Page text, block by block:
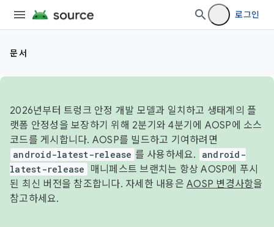
로그인
문서
2026년부터 트렁크 안정 개발 모델과 일치하고 생태계의 플
랫폼 안정성을 보장하기 위해 2분기와 4분기에 AOSP에 소스
코드를 게시합니다. AOSP를 빌드하고 기여하려면
android-latest-release 를 사용하세요.
android-
latest-release
매니페스트 브랜치는 항상 AOSP에 푸시
된 최신 버전을 참조합니다. 자세한 내용은 AOSP 변경사항을
참고하세요.